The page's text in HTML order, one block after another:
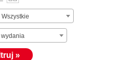
Wszystkie
wydania
»